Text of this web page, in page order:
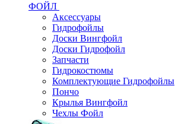
ФОЙЛ
Аксессуары
Гидрофойлы
Доски Вингфойл
Доски Гидрофойл
Запчасти
Гидрокостюмы
Комплектующие Гидрофойлы
Пончо
Крылья Вингфойл
Чехлы Фойл